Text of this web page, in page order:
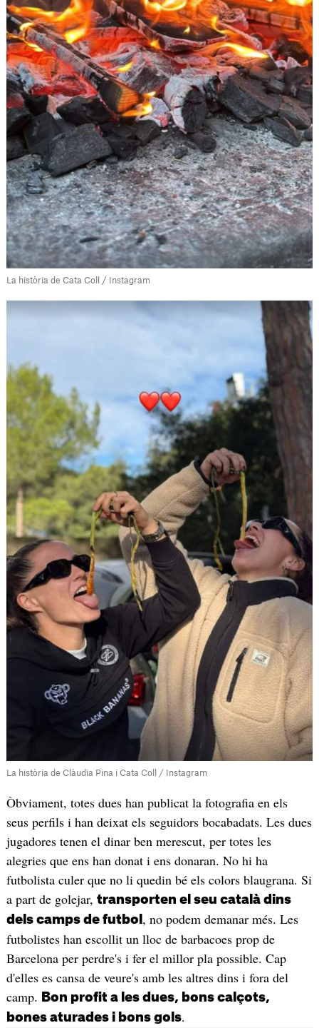
La història de Cata Coll / Instagram
La història de Clàudia Pina i Cata Coll / Instagram
Òbviament, totes dues han publicat la fotografia en els
seus perfils i han deixat els seguidors bocabadats. Les dues
jugadores tenen el dinar ben merescut, per totes les
alegries que ens han donat i ens donaran. No hi ha
futbolista culer que no li quedin bé els colors blaugrana. Si
a part de golejar, transporten el seu català dins
dels camps de futbol , no podem demanar més. Les
futbolistes han escollit un lloc de barbacoes prop de
Barcelona per perdre's i fer el millor pla possible. Cap
d'elles es cansa de veure's amb les altres dins i fora del
camp.
Bon profit a les dues, bons calçots,
bones aturades i bons gols.